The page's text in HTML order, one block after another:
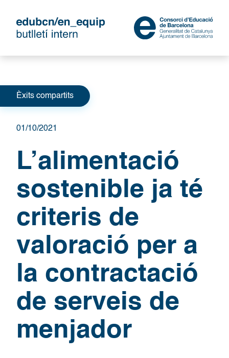
Categories
Èxits compartits
01/10/2021
L’alimentació
sostenible ja té
criteris de
valoració per a
la contractació
de serveis de
menjador